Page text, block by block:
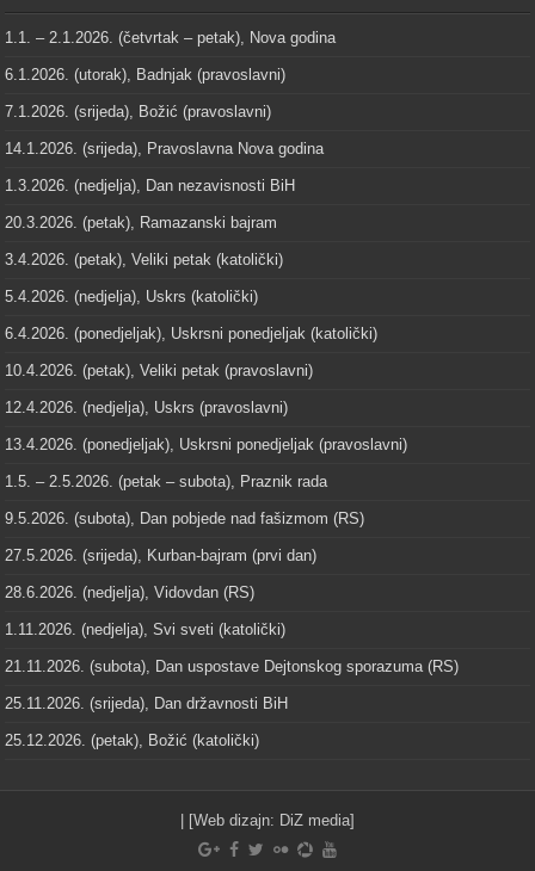
1.1. – 2.1.2026. (četvrtak – petak), Nova godina
6.1.2026. (utorak), Badnjak (pravoslavni)
7.1.2026. (srijeda), Božić (pravoslavni)
14.1.2026. (srijeda), Pravoslavna Nova godina
1.3.2026. (nedjelja), Dan nezavisnosti BiH
20.3.2026. (petak), Ramazanski bajram
3.4.2026. (petak), Veliki petak (katolički)
5.4.2026. (nedjelja), Uskrs (katolički)
6.4.2026. (ponedjeljak), Uskrsni ponedjeljak (katolički)
10.4.2026. (petak), Veliki petak (pravoslavni)
12.4.2026. (nedjelja), Uskrs (pravoslavni)
13.4.2026. (ponedjeljak), Uskrsni ponedjeljak (pravoslavni)
1.5. – 2.5.2026. (petak – subota), Praznik rada
9.5.2026. (subota), Dan pobjede nad fašizmom (RS)
27.5.2026. (srijeda), Kurban-bajram (prvi dan)
28.6.2026. (nedjelja), Vidovdan (RS)
1.11.2026. (nedjelja), Svi sveti (katolički)
21.11.2026. (subota), Dan uspostave Dejtonskog sporazuma (RS)
25.11.2026. (srijeda), Dan državnosti BiH
25.12.2026. (petak), Božić (katolički)
| [Web dizajn: DiZ media]